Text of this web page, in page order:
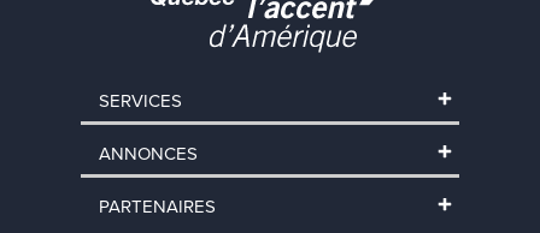
SERVICES
ANNONCES
PARTENAIRES